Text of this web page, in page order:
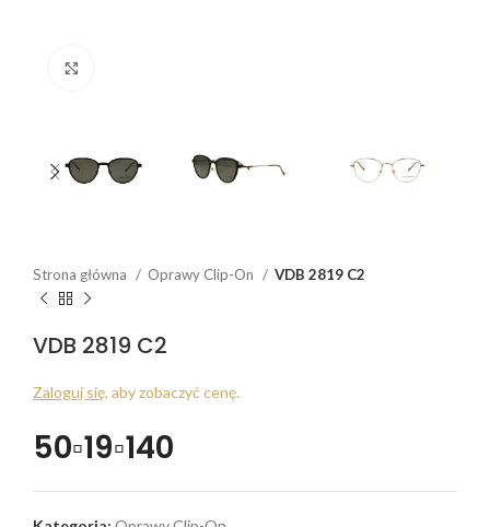
Strona główna Oprawy Clip-On VDB 2819 C2
VDB 2819 C2
Zaloguj się, aby zobaczyć cenę.
50▫19▫140